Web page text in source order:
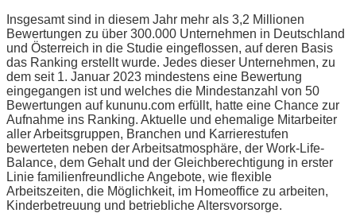
Insgesamt sind in diesem Jahr mehr als 3,2 Millionen
Bewertungen zu über 300.000 Unternehmen in Deutschland
und Österreich in die Studie eingeflossen, auf deren Basis
das Ranking erstellt wurde. Jedes dieser Unternehmen, zu
dem seit 1. Januar 2023 mindestens eine Bewertung
eingegangen ist und welches die Mindestanzahl von 50
Bewertungen auf kununu.com erfüllt, hatte eine Chance zur
Aufnahme ins Ranking. Aktuelle und ehemalige Mitarbeiter
aller Arbeitsgruppen, Branchen und Karrierestufen
bewerteten neben der Arbeitsatmosphäre, der Work-Life-
Balance, dem Gehalt und der Gleichberechtigung in erster
Linie familienfreundliche Angebote, wie flexible
Arbeitszeiten, die Möglichkeit, im Homeoffice zu arbeiten,
Kinderbetreuung und betriebliche Altersvorsorge.